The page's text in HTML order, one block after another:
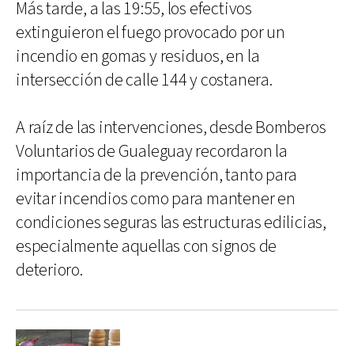
Más tarde, a las 19:55, los efectivos
extinguieron el fuego provocado por un
incendio en gomas y residuos, en la
intersección de calle 144 y costanera.
A raíz de las intervenciones, desde Bomberos
Voluntarios de Gualeguay recordaron la
importancia de la prevención, tanto para
evitar incendios como para mantener en
condiciones seguras las estructuras edilicias,
especialmente aquellas con signos de
deterioro.